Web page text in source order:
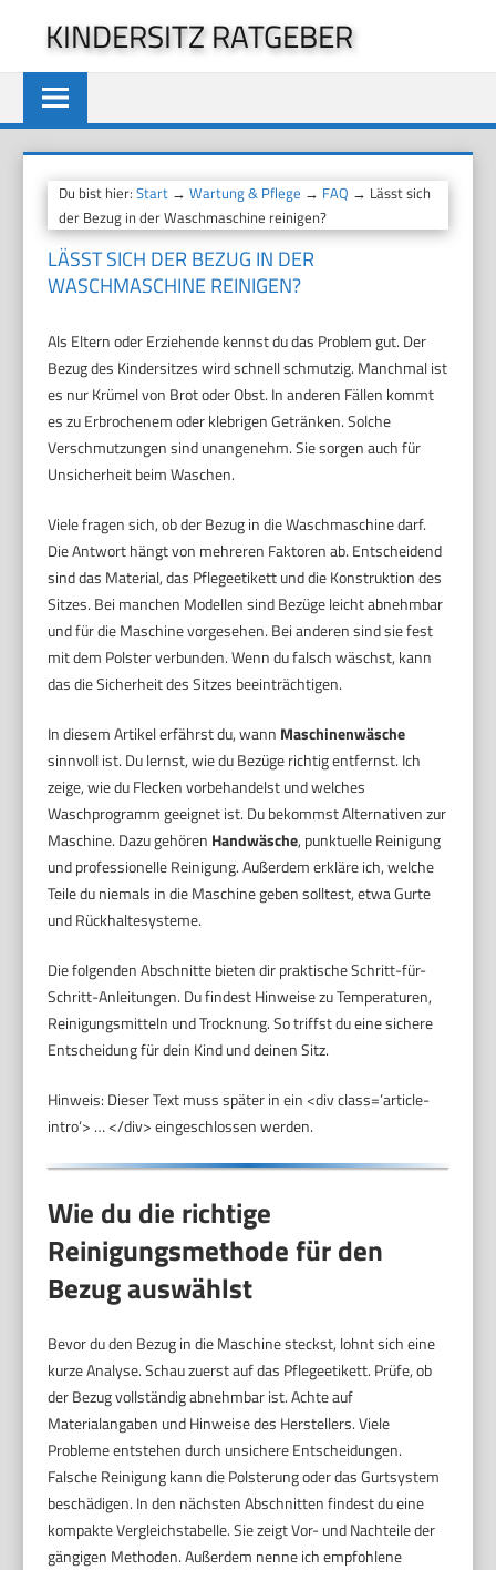
springen
KINDERSITZ RATGEBER
Du bist hier:Start →Wartung & Pflege → FAQ → Lässt sich
der Bezug in der Waschmaschine reinigen?
LÄSST SICH DER BEZUG IN DER
WASCHMASCHINE REINIGEN?
Als Eltern oder Erziehende kennst du das Problem gut. Der
Bezug des Kindersitzes wird schnell schmutzig. Manchmal ist
es nur Krümel von Brot oder Obst. In anderen Fällen kommt
es zu Erbrochenem oder klebrigen Getränken. Solche
Verschmutzungen sind unangenehm. Sie sorgen auch für
Unsicherheit beim Waschen.
Viele fragen sich, ob der Bezug in die Waschmaschine darf.
Die Antwort hängt von mehreren Faktoren ab. Entscheidend
sind das Material, das Pflegeetikett und die Konstruktion des
Sitzes. Bei manchen Modellen sind Bezüge leicht abnehmbar
und für die Maschine vorgesehen. Bei anderen sind sie fest
mit dem Polster verbunden. Wenn du falsch wäschst, kann
das die Sicherheit des Sitzes beeinträchtigen.
In diesem Artikel erfährst du, wann Maschinenwäsche
sinnvoll ist. Du lernst, wie du Bezüge richtig entfernst. Ich
zeige, wie du Flecken vorbehandelst und welches
Waschprogramm geeignet ist. Du bekommst Alternativen zur
Maschine. Dazu gehören Handwäsche, punktuelle Reinigung
und professionelle Reinigung. Außerdem erkläre ich, welche
Teile du niemals in die Maschine geben solltest, etwa Gurte
und Rückhaltesysteme.
Die folgenden Abschnitte bieten dir praktische Schritt-für-
Schritt-Anleitungen. Du findest Hinweise zu Temperaturen,
Reinigungsmitteln und Trocknung. So triffst du eine sichere
Entscheidung für dein Kind und deinen Sitz.
Hinweis: Dieser Text muss später in ein <div class=’article-
intro‘> … </div> eingeschlossen werden.
Wie du die richtige
Reinigungsmethode für den
Bezug auswählst
Bevor du den Bezug in die Maschine steckst, lohnt sich eine
kurze Analyse. Schau zuerst auf das Pflegeetikett. Prüfe, ob
der Bezug vollständig abnehmbar ist. Achte auf
Materialangaben und Hinweise des Herstellers. Viele
Probleme entstehen durch unsichere Entscheidungen.
Falsche Reinigung kann die Polsterung oder das Gurtsystem
beschädigen. In den nächsten Abschnitten findest du eine
kompakte Vergleichstabelle. Sie zeigt Vor- und Nachteile der
gängigen Methoden. Außerdem nenne ich empfohlene